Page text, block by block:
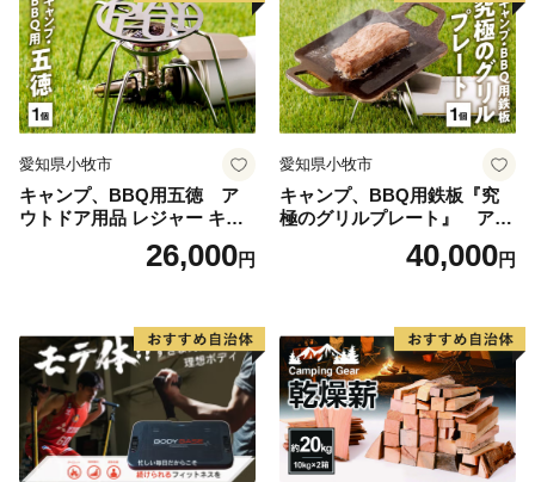
愛知県小牧市
キャンプ、BBQ用五徳 ア
ウトドア用品 レジャー キャ
ンプ バーベキュー BBQ 五徳
26,000円
愛知県小牧市
キャンプ、BBQ用鉄板『究
極のグリルプレート』 アウ
トドア用品 レジャー キャン
プ バーベキュー BBQ 鉄板
40,000円